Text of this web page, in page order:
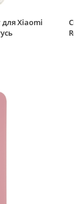
Xiaomi